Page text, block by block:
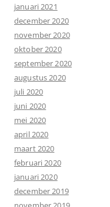
januari 2021
december 2020
november 2020
oktober 2020
september 2020
augustus 2020
juli 2020
juni 2020
mei 2020
april 2020
maart 2020
februari 2020
januari 2020
december 2019